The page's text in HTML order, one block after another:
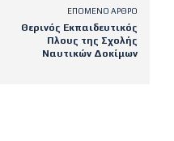
ΕΠΌΜΕΝΟ ΆΡΘΡΟ
Θερινός Εκπαιδευτικός
Πλους της Σχολής
Ναυτικών Δοκίμων